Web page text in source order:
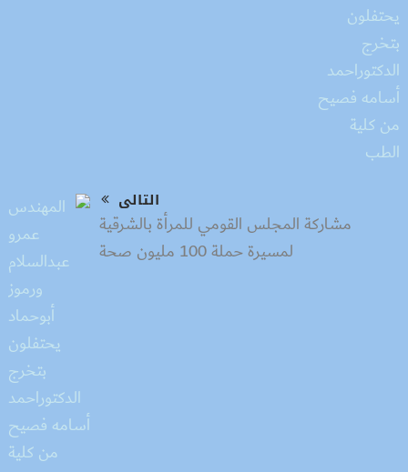
التالى
مشاركة المجلس القومي للمرأة بالشرقية
لمسيرة حملة 100 مليون صحة